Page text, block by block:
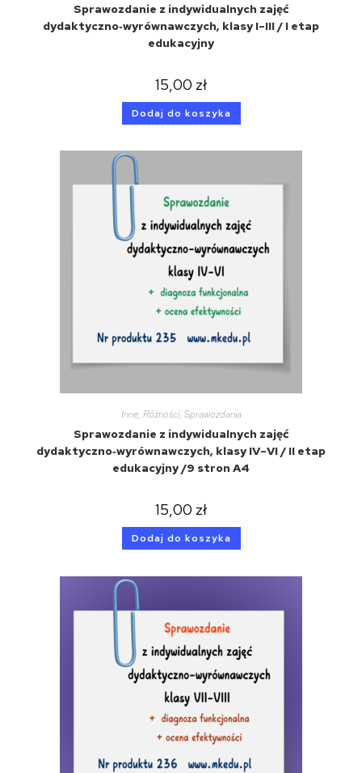
Sprawozdanie z indywidualnych zajęć
dydaktyczno‑wyrównawczych, klasy I–III / I etap
edukacyjny
15,00 zł
Dodaj do koszyka
Inne, Różności, Sprawozdania
Sprawozdanie z indywidualnych zajęć
dydaktyczno‑wyrównawczych, klasy IV–VI / II etap
edukacyjny /9 stron A4
15,00 zł
Dodaj do koszyka